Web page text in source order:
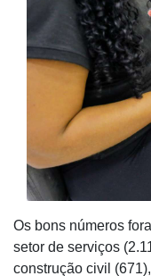
Os bons números
setor de serviços
construção civil